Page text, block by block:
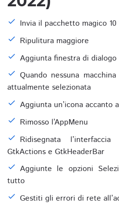
Invia il pacchetto magico
Ripulitura maggiore
Aggiunta finestra di
Quando nessuna
attualmente selezionata
Aggiunta un’icona accanto
Rimosso l’AppMenu
Ridisegnata
GtkActions e GtkHeaderBar
Aggiunte le opzioni
tutto
Gestiti gli errori di rete